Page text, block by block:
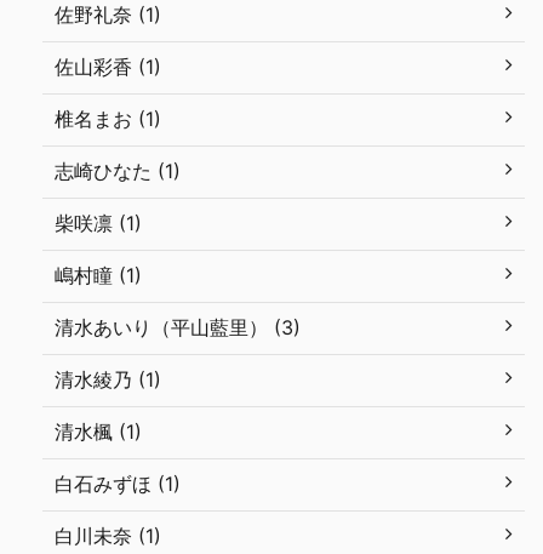
佐野礼奈 (1)
佐山彩香 (1)
椎名まお (1)
志崎ひなた (1)
柴咲凛 (1)
嶋村瞳 (1)
清水あいり（平山藍里） (3)
清水綾乃 (1)
清水楓 (1)
白石みずほ (1)
白川未奈 (1)